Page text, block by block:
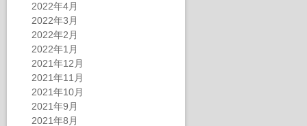
2022年4月
2022年3月
2022年2月
2022年1月
2021年12月
2021年11月
2021年10月
2021年9月
2021年8月